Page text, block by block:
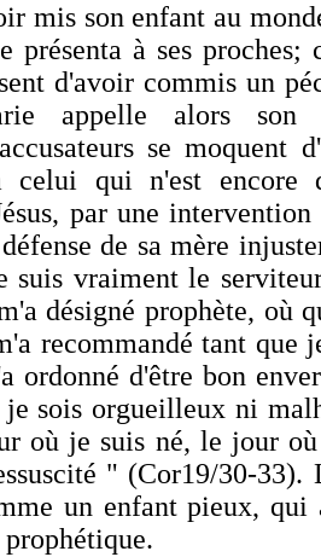
mis son enfant au
présenta à ses proches;
d'avoir commis un
appelle alors son
se moquent
celui qui n'est encore
par une
de sa mère
suis vraiment le
désigné prophète, où
recommandé tant que
ordonné d'être bon
je sois orgueilleux ni
où je suis né, le jour
" (Cor19/30-33).
un enfant pieux, qui